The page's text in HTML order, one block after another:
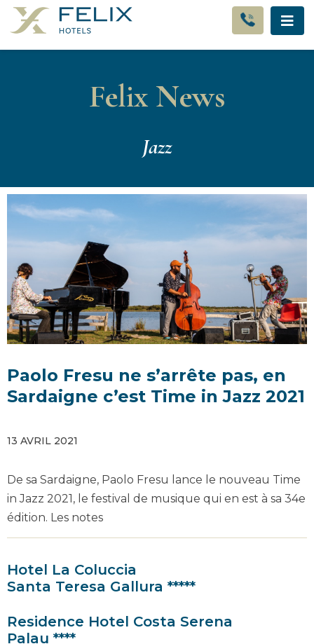
Felix News
Jazz
Paolo Fresu ne s’arrête pas, en
Sardaigne c’est Time in Jazz 2021
13 AVRIL 2021
De sa Sardaigne, Paolo Fresu lance le nouveau Time
in Jazz 2021, le festival de musique qui en est à sa 34e
édition. Les notes
Hotel La Coluccia
Santa Teresa Gallura *****
Residence Hotel Costa Serena
Palau ****